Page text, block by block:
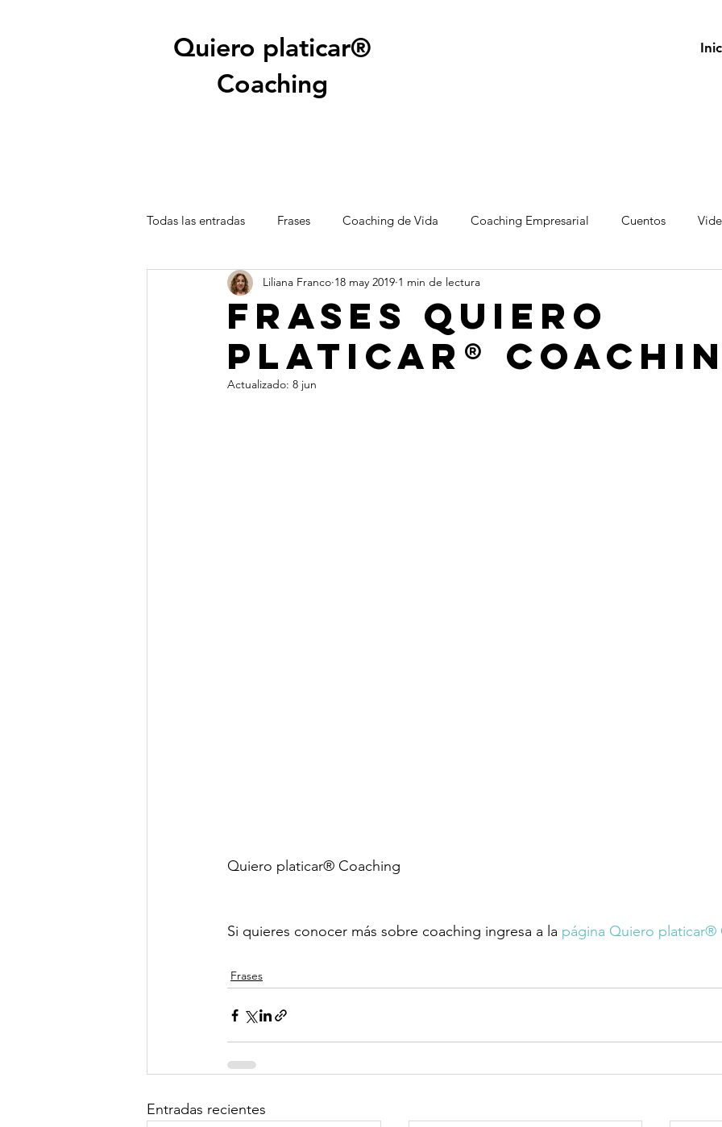
Quiero platicar®
Coaching
Todas las entradas Frases Coaching de Vida Coaching Empresarial Cuentos
Frases Quiero
platicar®
Liliana Franco 18 may 2019 1 min de lectura
Actualizado: 8 jun
Quiero platicar® Coaching
Si quieres conocer más sobre coaching ingresa a la página Quiero platicar®
Frases
Entradas recientes